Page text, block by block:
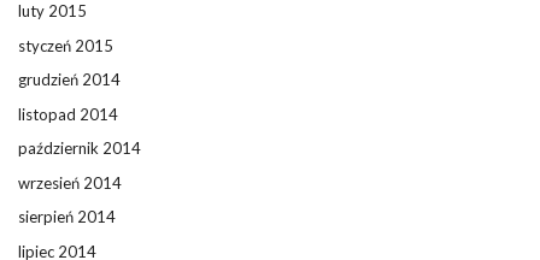
luty 2015
styczeń 2015
grudzień 2014
listopad 2014
październik 2014
wrzesień 2014
sierpień 2014
lipiec 2014